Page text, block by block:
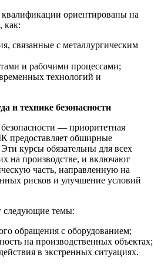
ориентированы на
как:
связанные с металлургическим
и рабочими процессами;
технологий и
и технике безопасности
— приоритетная
предоставляет обширные
курсы обязательны для всех
на производстве, и включают
часть, направленную на
рисков и улучшение условий
следующие темы:
обращения с оборудованием;
на производственных объектах;
в экстренных ситуациях.